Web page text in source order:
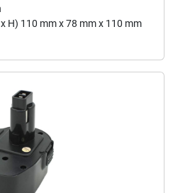
x H) 110 mm x 78 mm x 110 mm